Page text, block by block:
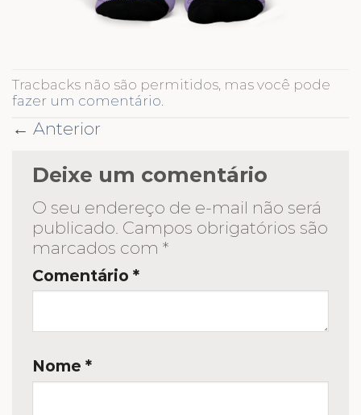
Tracbacks não são permitidos, mas você pode
fazer um comentário.
← Anterior
Deixe um comentário
O seu endereço de e-mail não será
publicado. Campos obrigatórios são
marcados com *
Comentário *
Nome *